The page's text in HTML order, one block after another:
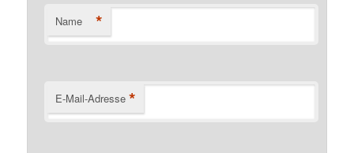
Name *
E-Mail-Adresse *